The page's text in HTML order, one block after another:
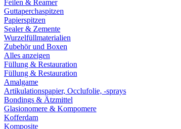
Feilen & Reamer
Guttaperchaspitzen
Papierspitzen
Sealer & Zemente
Wurzelfüllmaterialien
Zubehör und Boxen
Alles anzeigen
Füllung & Restauration
Füllung & Restauration
Amalgame
Artikulationspapier, Occlufolie, -sprays
Bondings & Ätzmittel
Glasionomere & Kompomere
Kofferdam
Komposite